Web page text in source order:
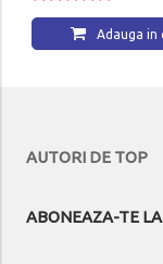
Adauga in
AUTORI DE TOP
ABONEAZA-TE